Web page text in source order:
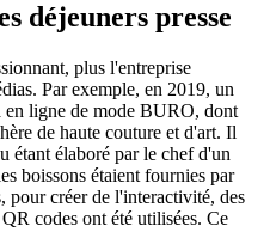
déjeuners presse
plus l'entreprise
Par exemple, en 2019, un
en ligne de mode BURO, dont
de haute couture et d'art. Il
étant élaboré par le chef d'un
boissons étaient fournies par
pour créer de l'interactivité, des
codes ont été utilisées. Ce